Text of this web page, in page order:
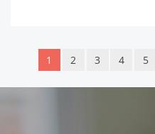
1 2 3 4 5